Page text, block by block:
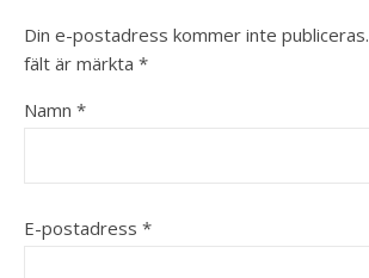
Din e-postadress kommer inte publiceras.
fält är märkta *
Namn *
E-postadress *